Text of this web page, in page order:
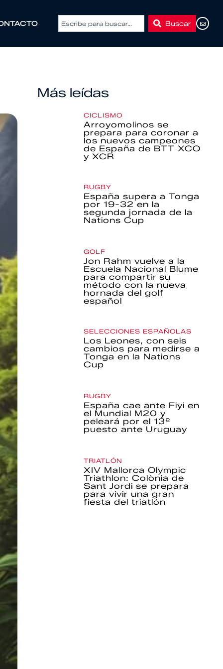
Buscar
Más leídas
CICLISMO
Arroyomolinos se
prepara para coronar a
los nuevos campeones
de España de BTT XCO
y XCR
RUGBY
España supera a Tonga
por 19-32 en la
segunda jornada de la
Nations Cup
GOLF
Jon Rahm vuelve a la
Escuela Nacional Blume
para compartir su
método con la nueva
hornada del golf
español
SELECCIONES ESPAÑOLAS
Los Leones, con seis
cambios para medirse a
Tonga en la Nations
Cup
RUGBY
España cae ante Fiyi en
el Mundial M20 y
peleará por el 13º
puesto ante Uruguay
TRIATLÓN
XIV Mallorca Olympic
Triathlon: Colònia de
Sant Jordi se prepara
para vivir una gran
fiesta del triatlón